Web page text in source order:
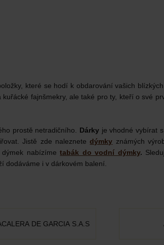
které se hodí k obdarování vašich
kuřácké fajnšmekry, ale také pro ty, kteří o své
prostě netradičního. Dárky je vhodné vybírat
Jistě zde naleznetedýmky známých
dýmek nabízímetabák do vodní dýmky.
dodáváme i v dárkovém balení.
DE GARCIA S.A.S